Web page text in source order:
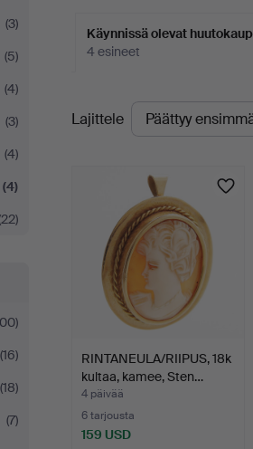
(3)
(5)
(4)
(3)
(4)
(4)
(16)
(18)
(7)
Käynnissä olevat
4 esineet
Käynnissä
olevat
Lajittele
RINTANEULA/RIIPUS, 18k
kultaa, kamee, Sten…
4 päivää
6 tarjousta
159 USD